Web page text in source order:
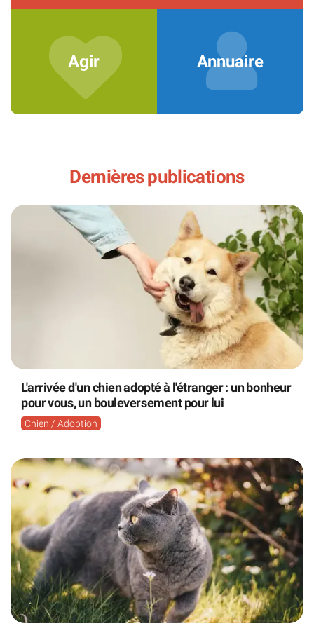
Agir Annuaire
Dernières publications
L'arrivée d'un chien adopté à l'étranger : un bonheur
pour vous, un bouleversement pour lui
Chien / Adoption